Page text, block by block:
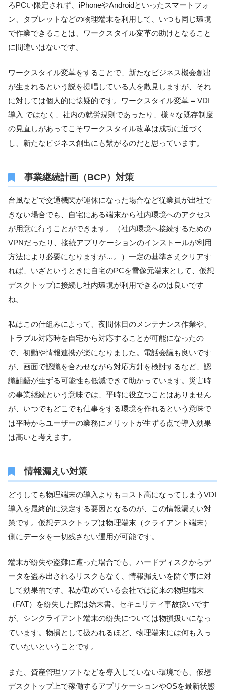
ろPCい限定されず、iPhoneやAndroidといったスマートフォ
ン、タブレットなどの物理端末を利用して、いつも同じ環境
で作業できることは、ワークスタイル変革の助けとなること
に間違いはないです。
ワークスタイル変革をすることで、新たなビジネス機会創出
が生まれるという説を提唱している人を散見しますが、それ
に対しては個人的に懐疑的です。ワークスタイル変革 = VDI
導入 ではなく、社内の就労規則であったり、様々な既存制度
の見直しがあってこそワークスタイル改革は成功に近づく
し、新たなビジネス創出にも繋がるのだと思っています。
事業継続計画（BCP）対策
台風などで交通機関が運休になった場合など従業員が出社で
きない場合でも、自宅にある端末から社内環境へのアクセス
が用意に行うことができます。（社内環境へ接続するための
VPNだったり、接続アプリケーションのインストールが利用
方法により必要になりますが…。）一定の基準さえクリアす
れば、いざというときに自宅のPCを雪像元端末として、仮想
デスクトップに接続し社内環境が利用できるのは良いです
ね。
私はこの仕組みによって、夜間休日のメンテナンス作業や、
トラブル対応時を自宅から対応することが可能になったの
で、初動や情報連携が楽になりました。電話会議も良いです
が、画面で認識を合わせながら対応方針を検討するなど、認
識齟齬が生ずる可能性も低減できて助かっています。災害時
の事業継続という意味では、平時に役立つことはありません
が、いつでもどこでも仕事をする環境を作れるという意味で
は平時からユーザーの業務にメリットが生ずる点で導入効果
は高いと考えます。
情報漏えい対策
どうしても物理端末の導入よりもコスト高になってしまうVDI
導入を最終的に決定する要因となるのが、この情報漏えい対
策です。仮想デスクトップは物理端末（クライアント端末）
側にデータを一切残さない運用が可能です。
端末が紛失や盗難に遭った場合でも、ハードディスクからデ
ータを盗み出されるリスクもなく、情報漏えいを防ぐ事に対
して効果的です。私が勤めている会社では従来の物理端末
（FAT）を紛失した際は始末書、セキュリティ事故扱いです
が、シンクライアント端末の紛失については物損扱いになっ
ています。物損として扱われるほど、物理端末には何も入っ
ていないということです。
また、資産管理ソフトなどを導入していない環境でも、仮想
デスクトップ上で稼働するアプリケーションやOSを最新状態